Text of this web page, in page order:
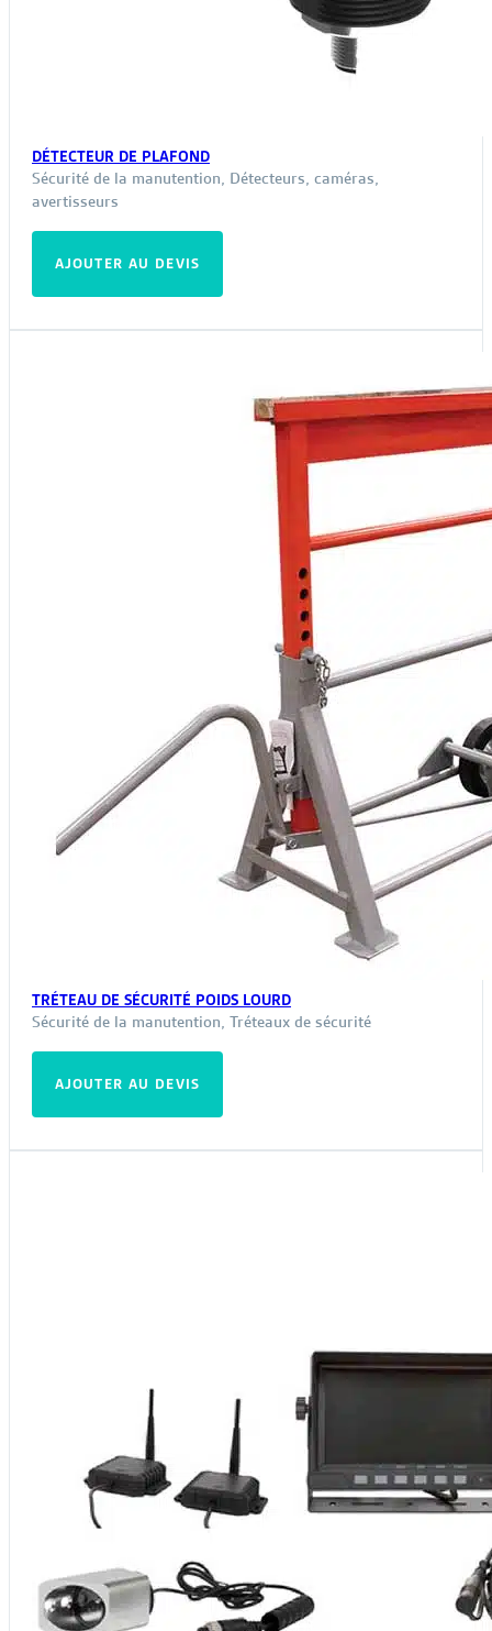
DÉTECTEUR DE PLAFOND
Sécurité de la manutention, Détecteurs, caméras,
avertisseurs
AJOUTER AU DEVIS
TRÉTEAU DE SÉCURITÉ POIDS LOURD
Sécurité de la manutention, Tréteaux de sécurité
AJOUTER AU DEVIS